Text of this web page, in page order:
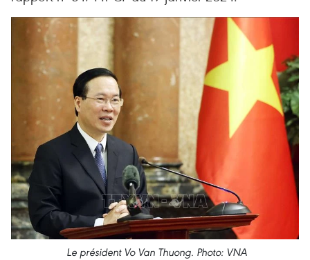
Le président Vo Van Thuong. Photo: VNA